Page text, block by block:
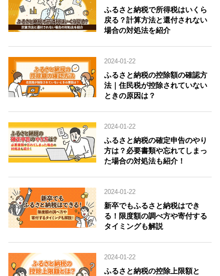
ふるさと納税で所得税はいくら
戻る？計算方法と還付されない
場合の対処法を紹介
2024-01-22
ふるさと納税の控除額の確認方
法｜住民税が控除されていない
ときの原因は？
2024-01-22
ふるさと納税の確定申告のやり
方は？必要書類や忘れてしまっ
た場合の対処法も紹介！
2024-01-22
新卒でもふるさと納税はでき
る！限度額の調べ方や寄付する
タイミングも解説
2024-01-22
ふるさと納税の控除上限額と